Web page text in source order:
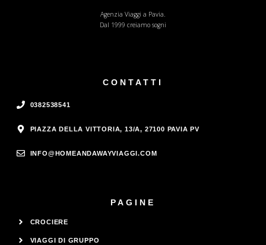
Agenzia Viaggi a Pavia.
Dal 1999 creiamo sogni
CONTATTI
0382538541
PIAZZA DELLA VITTORIA, 13/A, 27100 PAVIA PV
INFO@HOMEANDAWAYVIAGGI.COM
PAGINE
CROCIERE
VIAGGI DI GRUPPO